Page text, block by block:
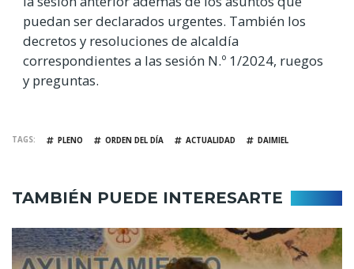
puedan ser declarados urgentes. También los
decretos y resoluciones de alcaldía
correspondientes a las sesión N.º 1/2024, ruegos
y preguntas.
TAGS PLENO ORDEN DEL DÍA ACTUALIDAD DAIMIEL
TAMBIÉN PUEDE INTERESARTE